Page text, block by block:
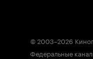
© 2003–2026
Федеральные